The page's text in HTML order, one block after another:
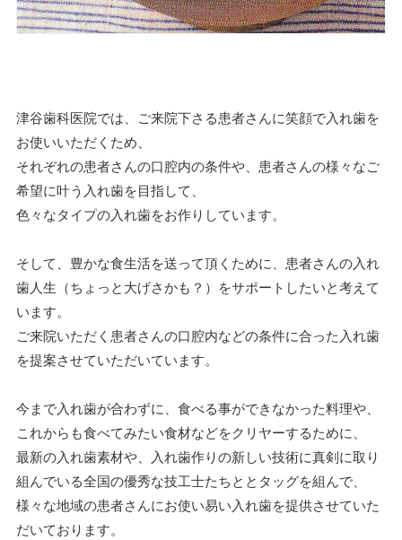
津谷歯科医院では、ご来院下さる患者さんに笑顔で入れ歯を
お使いいただくため、
それぞれの患者さんの口腔内の条件や、患者さんの様々なご
希望に叶う入れ歯を目指して、
色々なタイプの入れ歯をお作りしています。
そして、豊かな食生活を送って頂くために、患者さんの入れ
歯人生（ちょっと大げさかも？）をサポートしたいと考えて
います。
ご来院いただく患者さんの口腔内などの条件に合った入れ歯
を提案させていただいています。
今まで入れ歯が合わずに、食べる事ができなかった料理や、
これからも食べてみたい食材などをクリヤーするために、
最新の入れ歯素材や、入れ歯作りの新しい技術に真剣に取り
組んでいる全国の優秀な技工士たちととタッグを組んで、
様々な地域の患者さんにお使い易い入れ歯を提供させていた
だいております。